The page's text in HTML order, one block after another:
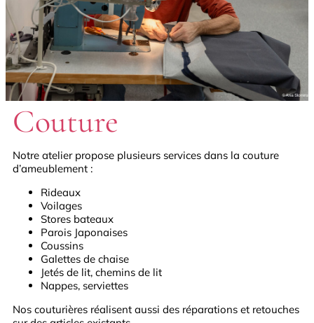
Couture
Notre atelier propose plusieurs services dans la couture
d’ameublement :
Rideaux
Voilages
Stores bateaux
Parois Japonaises
Coussins
Galettes de chaise
Jetés de lit, chemins de lit
Nappes, serviettes
Nos couturières réalisent aussi des réparations et retouches